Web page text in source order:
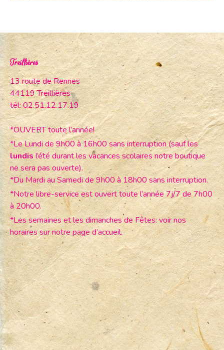
Treillières
13 route de Rennes
44119 Treillières
tél: 02.51.12.17.19
*OUVERT toute l’année!
*Le Lundi de 9h00 à 16h00 sans interruption (sauf les
lundisl’été durant les vacances scolaires notre boutique
ne sera pas ouverte).
*Du Mardi au Samedi de 9h00 à 18h00 sans interruption.
*Notre libre-service est ouvert toute l’année 7j/7 de 7h00
à 20h00.
*Les semaines et les dimanches de Fêtes: voir nos
horaires sur notre page d’accueil.